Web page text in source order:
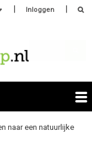
Inloggen
naar een natuurlijke